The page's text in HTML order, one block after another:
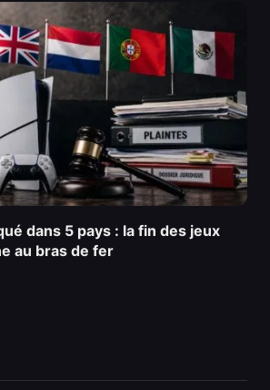
dans 5 pays : la fin des jeux
au bras de fer